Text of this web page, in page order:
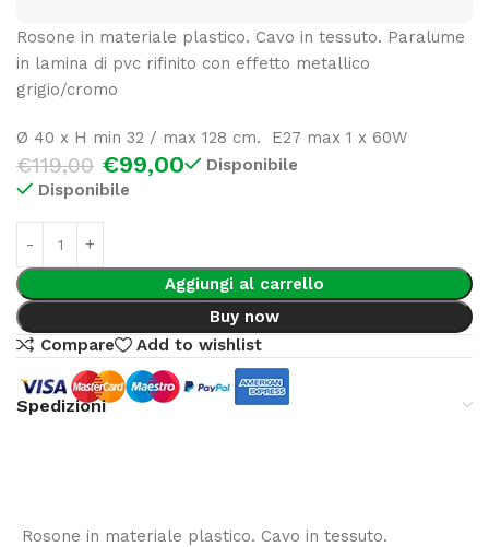
Rosone in materiale plastico. Cavo in tessuto. Paralume
in lamina di pvc rifinito con effetto metallico
grigio/cromo
Ø 40 x H min 32 / max 128 cm. E27 max 1 x 60W
€119,00 €99,00
Disponibile
Disponibile
Aggiungi al carrello
Buy now
Compare
Add to wishlist
Spedizioni
Rosone in materiale plastico. Cavo in tessuto.